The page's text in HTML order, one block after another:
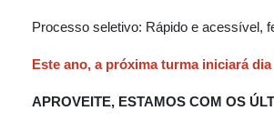
Processo seletivo: Rápido e acessível,
Este ano, a próxima turma iniciará dia
APROVEITE, ESTAMOS COM OS